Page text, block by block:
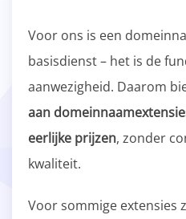
Voor ons is een
basisdienst – het is de
aanwezigheid. Daarom
aan
eerlijke prijzen, zonder
kwaliteit.
Voor sommige extensies